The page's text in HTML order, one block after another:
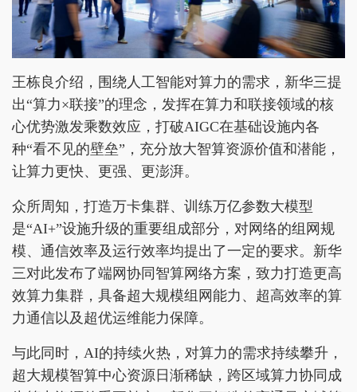
王栋良介绍，围绕人工智能对算力的需求，新华三提
出“算力×联接”的理念，发挥在算力和联接领域的核
心优势激发乘数效应，打破AIGC在基础设施内各
种“看不见的壁垒”，充分放大智算资源价值和潜能，
让算力更快、更强、更澎湃。
众所周知，打造万卡集群、训练万亿参数大模型
是“AI+”设施升级的重要组成部分，对网络的组网规
模、通信效率及运行效率均提出了一定的要求。新华
三对此发布了端网协同智算网络方案，致力打造更高
效算力集群，具备超大规模组网能力、超高效率的算
力通信以及超优运维能力保障。
与此同时，AI的持续火热，对算力的需求持续攀升，
超大规模智算中心资源日渐稀缺，跨区域算力协同成